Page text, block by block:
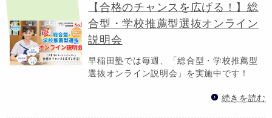
【合格のチャンスを広げる！】総
合型・学校推薦型選抜オンライン
説明会
早稲田塾では毎週、「総合型・学校推薦型
選抜オンライン説明会」を実施中です！
続きを読む